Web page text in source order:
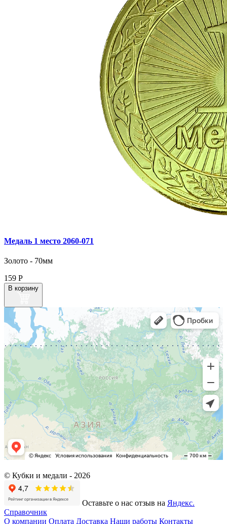
Медаль 1 место 2060‑071
Золото - 70мм
159 Р
В корзину
© Кубки и медали - 2026
Оставьте о нас отзыв на Яндекс.
Справочник
О компании Оплата Доставка Наши работы Контакты